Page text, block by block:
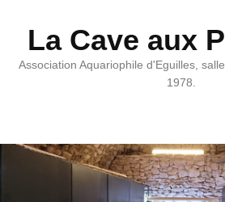
La Cave aux
Association Aquariophile d'Eguilles,
1978.